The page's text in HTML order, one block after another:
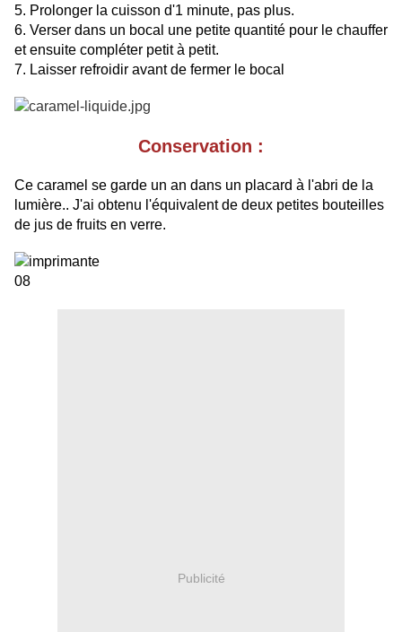
5. Prolonger la cuisson d'1 minute, pas plus.
6. Verser dans un bocal une petite quantité pour le chauffer
et ensuite compléter petit à petit.
7. Laisser refroidir avant de fermer le bocal
Conservation :
Ce caramel se garde un an dans un placard à l'abri de la
lumière.. J'ai obtenu l'équivalent de deux petites bouteilles
de jus de fruits en verre.
Publicité